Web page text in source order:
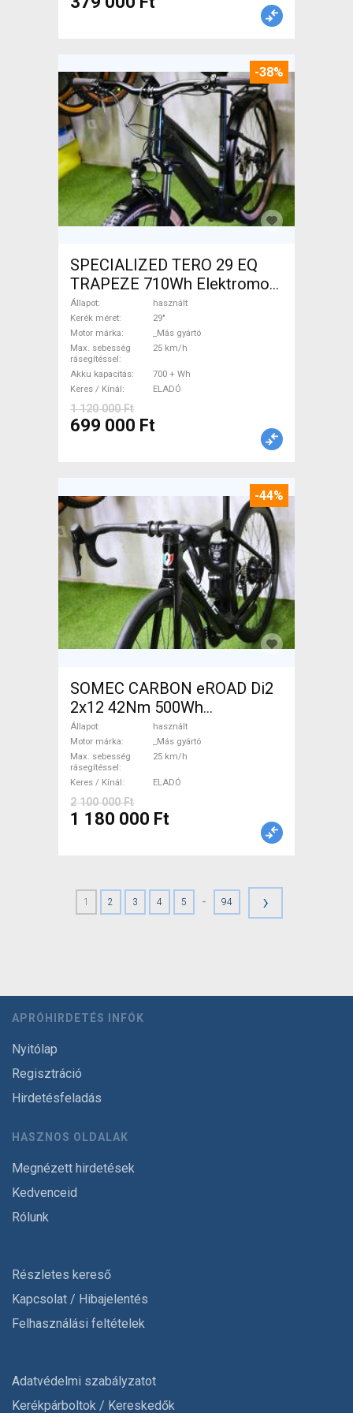
-38%
SPECIALIZED TERO 29 EQ
TRAPEZE 710Wh Elektromos
Trekking/cross 25 km/h _Más
gyártó 700 + Wh használt
ELADÓ
Állapot
használt
Kerék méret
29"
Motor márka
_Más gyártó
Max. sebesség
rásegítéssel
25 km/h
Akku kapacitás
700 + Wh
Keres / Kínál
ELADÓ
1 120 000 Ft
699 000 Ft
-44%
SOMEC CARBON eROAD Di2
2x12 42Nm 500Wh
Elektromos Országúti / Gravel
_Más gyártó használt ELADÓ
Állapot
használt
Motor márka
_Más gyártó
Max. sebesség
rásegítéssel
25 km/h
Keres / Kínál ELADÓ
2 100 000 Ft
1 180 000 Ft
1 2 3 4 5 - 94 ›
APRÓHIRDETÉS INFÓK
Nyitólap
Regisztráció
Hirdetésfeladás
HASZNOS OLDALAK
Megnézett hirdetések
Kedvenceid
Rólunk
Részletes kereső
Kapcsolat / Hibajelentés
Felhasználási feltételek
Adatvédelmi szabályzatot
Kerékpárboltok / Kereskedők